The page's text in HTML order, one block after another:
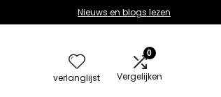
Nieuws en blogs lezen
verlanglijst
0
Vergelijken